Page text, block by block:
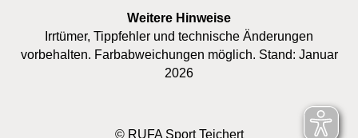
Weitere Hinweise
Irrtümer, Tippfehler und technische Änderungen
vorbehalten. Farbabweichungen möglich. Stand: Januar
2026
© RUFA Sport Teichert